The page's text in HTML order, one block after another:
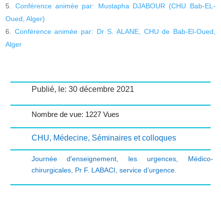
Conférence animée par: Mustapha DJABOUR (CHU Bab-EL-
Oued, Alger)
Conférence animée par: Dr S. ALANE, CHU de Bab-El-Oued,
Alger
Publié, le: 30 décembre 2021
Nombre de vue: 1227 Vues
CHU, Médecine, Séminaires et colloques
Journée d'enseignement les urgences, Médico-
chirurgicales, Pr F. LABACI service d’urgence.